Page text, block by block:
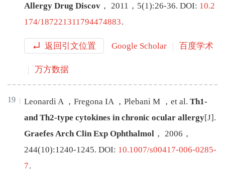
Allergy Drug Discov ， 2011 ， 5(1):26-36. DOI: 10.2
174/187221311794474883.
返回引文位置 Google Scholar 百度学术
万方数据
19 LeonardiA ， Fregona IA ， Plebani M ， et al. Th1-
and Th2-type cytokines in chronic ocular allergy[J] .
Graefes Arch Clin Exp Ophthalmol ， 2006 ，
244(10):1240-1245. DOI: 10.1007/s00417-006-0285-
7.